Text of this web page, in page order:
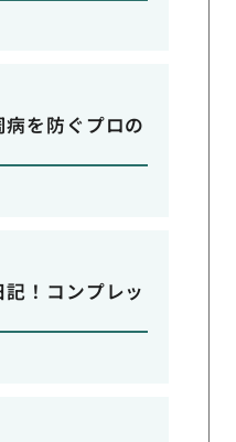
を防ぐプロの
！コンプレッ